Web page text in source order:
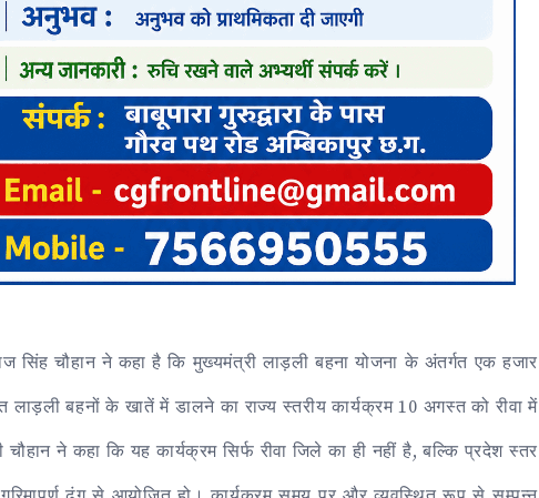
सिंह चौहान ने कहा है कि मुख्यमंत्री लाड़ली बहना योजना के अंतर्गत एक हजार
लाड़ली बहनों के खातें में डालने का राज्य स्तरीय कार्यक्रम 10 अगस्त को रीवा में
चौहान ने कहा कि यह कार्यक्रम सिर्फ रीवा जिले का ही नहीं है, बल्कि प्रदेश स्तर